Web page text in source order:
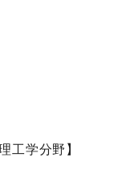
工学分野】